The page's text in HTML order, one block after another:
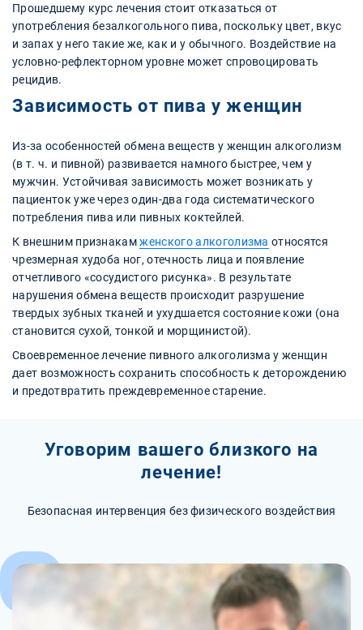
Прошедшему курс лечения стоит отказаться от
употребления безалкогольного пива, поскольку цвет, вкус
и запах у него такие же, как и у обычного. Воздействие на
условно-рефлекторном уровне может спровоцировать
рецидив.
Зависимость от пива у женщин
Из-за особенностей обмена веществ у женщин алкоголизм
(в т. ч. и пивной) развивается намного быстрее, чем у
мужчин. Устойчивая зависимость может возникать у
пациенток уже через один-два года систематического
потребления пива или пивных коктейлей.
К внешним признакамженского алкоголизма относятся
чрезмерная худоба ног, отечность лица и появление
отчетливого «сосудистого рисунка». В результате
нарушения обмена веществ происходит разрушение
твердых зубных тканей и ухудшается состояние кожи (она
становится сухой, тонкой и морщинистой).
Своевременное лечение пивного алкоголизма у женщин
дает возможность сохранить способность к деторождению
и предотвратить преждевременное старение.
Уговорим вашего близкого на
лечение!
Безопасная интервенция без физического воздействия